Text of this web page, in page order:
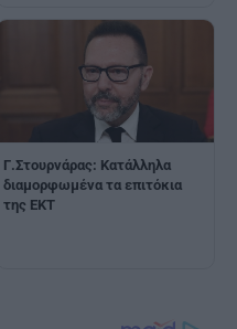
Γ.Στουρνάρας: Κατάλληλα
διαμορφωμένα τα επιτόκια
της ΕΚΤ